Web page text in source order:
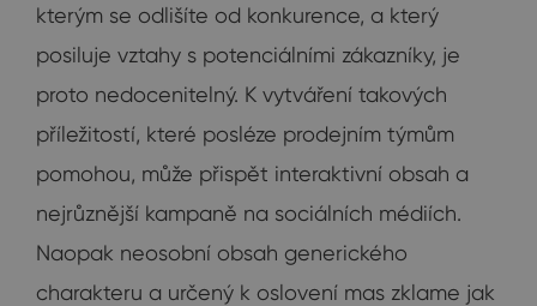
kterým se odlišíte od konkurence, a který
posiluje vztahy s potenciálními zákazníky, je
proto nedocenitelný. K vytváření takových
příležitostí, které posléze prodejním týmům
pomohou, může přispět interaktivní obsah a
nejrůznější kampaně na sociálních médiích.
Naopak neosobní obsah generického
charakteru a určený k oslovení mas zklame jak